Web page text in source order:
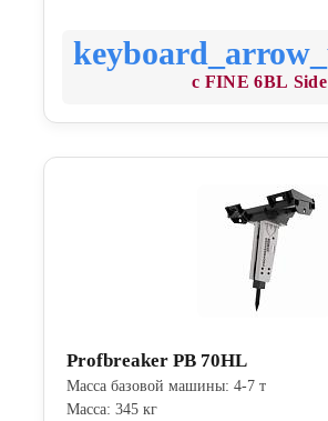
с FINE 6BL Side
Profbreaker PB 70HL
Масса базовой машины: 4-7 т
Масса: 345 кг